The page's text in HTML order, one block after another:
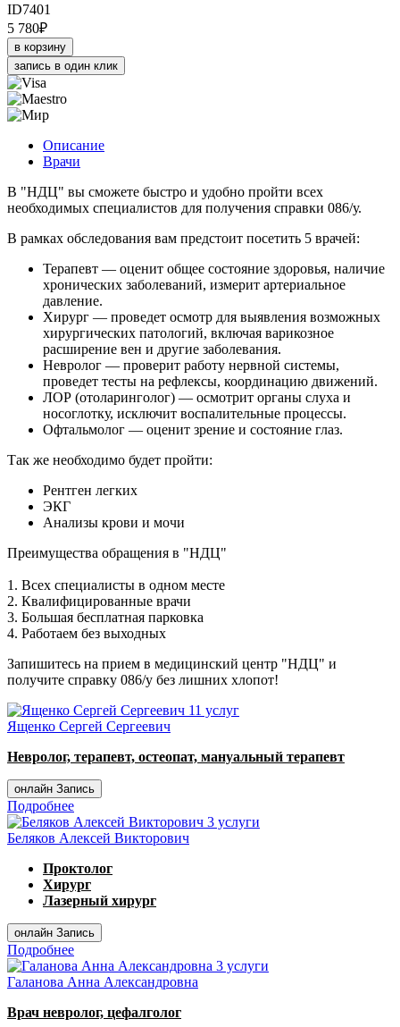
ID7401
5 780₽
в корзину
запись в один клик
Описание
Врачи
В "НДЦ" вы сможете быстро и удобно пройти всех
необходимых специалистов для получения справки 086/у.
В рамках обследования вам предстоит посетить 5 врачей:
Терапевт — оценит общее состояние здоровья, наличие
хронических заболеваний, измерит артериальное
давление.
Хирург — проведет осмотр для выявления возможных
хирургических патологий, включая варикозное
расширение вен и другие заболевания.
Невролог — проверит работу нервной системы,
проведет тесты на рефлексы, координацию движений.
ЛОР (отоларинголог) — осмотрит органы слуха и
носоглотку, исключит воспалительные процессы.
Офтальмолог — оценит зрение и состояние глаз.
Так же необходимо будет пройти:
Рентген легких
ЭКГ
Анализы крови и мочи
Преимущества обращения в "НДЦ"
1. Всех специалисты в одном месте
2. Квалифицированные врачи
3. Большая бесплатная парковка
4. Работаем без выходных
Запишитесь на прием в медицинский центр "НДЦ" и
получите справку 086/у без лишних хлопот!
11 услуг
Ященко Сергей Сергеевич
Невролог, терапевт, остеопат, мануальный терапевт
онлайн Запись
Подробнее
3 услуги
Беляков Алексей Викторович
Проктолог
Хирург
Лазерный хирург
онлайн Запись
Подробнее
3 услуги
Галанова Анна Александровна
Врач невролог, цефалголог